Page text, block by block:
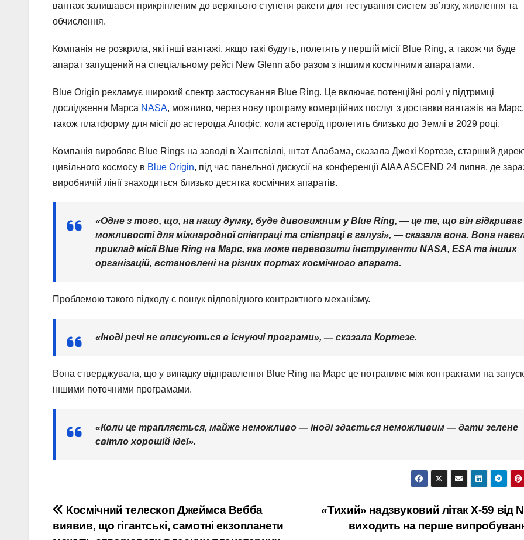
вантаж залишався прикріпленим до верхнього ступеня ракети для тестування систем зв’язку, живлення та
обчислення.
Компанія не розкрила, які інші вантажі, якщо такі будуть, полетять у першій місії Blue Ring, а також чи буде
апарат запущений на спеціальному рейсі New Glenn або разом з іншими космічними апаратами.
Blue Origin рекламує широкий спектр застосування Blue Ring. Це включає потенційні ролі у підтримці
дослідження Марса NASA, можливо, через нову програму комерційних послуг з доставки вантажів на
також платформу для місії до астероїда Апофіс, коли астероїд пролетить близько до Землі в 2029 році.
Компанія виробляє Blue Rings на заводі в Хантсвіллі, штат Алабама, сказала Джекі Кортезе, старший
цивільного космосу в Blue Origin, під час панельної дискусії на конференції AIAA ASCEND 24 липня, де
виробничій лінії знаходиться близько десятка космічних апаратів.
«Одне з того, що, на нашу думку, буде дивовижним у Blue Ring, — це те, що він відкриває
можливості для міжнародної співпраці та співпраці в галузі», — сказала вона. Вона
приклад місії Blue Ring на Марс, яка може перевозити інструменти NASA, ESA та інших
організацій, встановлені на різних портах космічного апарата.
Проблемою такого підходу є пошук відповідного контрактного механізму.
«Іноді речі не вписуються в існуючі програми», — сказала Кортезе.
Вона стверджувала, що у випадку відправлення Blue Ring на Марс це потрапляє між контрактами на запуск
іншими поточними програмами.
«Коли це трапляється, майже неможливо — іноді здається неможливим — дати зелене
світло хорошій ідеї».
Post
«Тихий» надзвуковий літак X-59 від
виходить на перше
Космічний телескоп Джеймса Вебба
виявив, що гігантські, самотні екзопланети